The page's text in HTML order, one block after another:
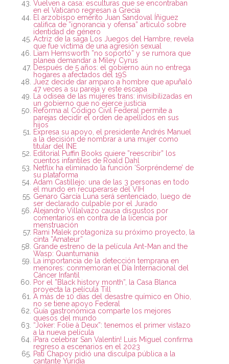
Vuelven a casa: esculturas que se encontraban
en el Vaticano regresan a Grecia
El arzobispo emérito Juan Sandoval Íñiguez
califica de ”ignorancia y ofensa” artículo sobre
identidad de género
Actriz de la saga Los Juegos del Hambre, revela
que fue víctima de una agresión sexual
Liam Hemsworth ”no soportó” y se rumora que
planea demandar a Miley Cyrus
Después de 5 años: el gobierno aún no entrega
hogares a afectados del 19S
Juez decide dar amparo a hombre que apuñaló
47 veces a su pareja y este escapa
La odisea de las mujeres trans: invisibilizadas en
un gobierno que no ejerce justicia
Reforma al Código Civil Federal permite a
parejas decidir el orden de apellidos en sus
hijos
Expresa su apoyo, el presidente Andrés Manuel
a la decisión de nombrar a una mujer como
titular del INE
Editorial Puffin Books quiere ”reescribir” los
cuentos infantiles de Roald Dahl
Netflix ha eliminado la función ‘Sorpréndeme’ de
su plataforma
Adam Castillejo: una de las 3 personas en todo
el mundo en recuperarse del VIH
Genaro García Luna será sentenciado, luego de
ser declarado culpable por el Jurado
Alejandro Villalvazo causa disgustos por
comentarios en contra de la licencia por
menstruación
Rami Malek protagoniza su próximo proyecto, la
cinta ”Amateur”
Grande estreno de la película Ant-Man and the
Wasp: Quantumania
La importancia de la detección temprana en
menores: conmemoran el Día Internacional del
Cáncer Infantil
Por el ”Black history month”, la Casa Blanca
proyecta la película Till
A más de 10 días del desastre químico en Ohio,
no se tiene apoyo Federal
Guía gastronómica comparte los mejores
quesos del mundo
“Joker: Folie à Deux”: tenemos el primer vistazo
a la nueva película
¡Para celebrar San Valentín! Luis Miguel confirma
regreso a escenarios en el 2023
Pati Chapoy pidió una disculpa pública a la
cantante Yuridia